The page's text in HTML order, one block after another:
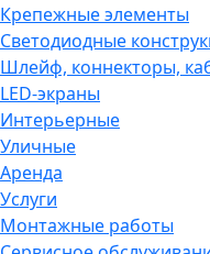
Крепежные элементы
Светодиодные
Шлейф, коннекторы,
LED-экраны
Интерьерные
Уличные
Аренда
Услуги
Монтажные работы